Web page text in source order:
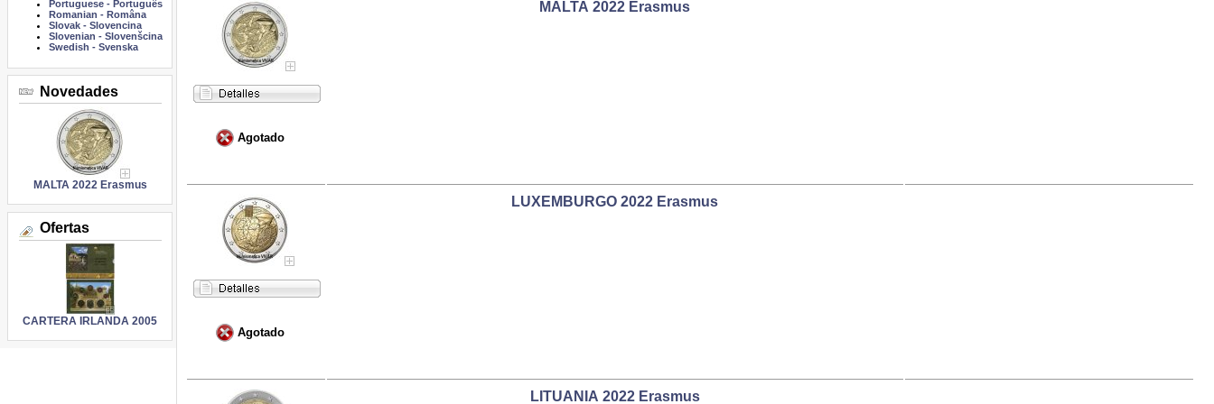
Portuguese - Português
Romanian -Româna
Slovak -Slovencina
Slovenian -Slovenšcina
Swedish -Svenska
Novedades
MALTA 2022 Erasmus
Ofertas
CARTERA IRLANDA 2005
Agotado
MALTA 2022 Erasmus
Agotado
LUXEMBURGO 2022 Erasmus
LITUANIA 2022 Erasmus